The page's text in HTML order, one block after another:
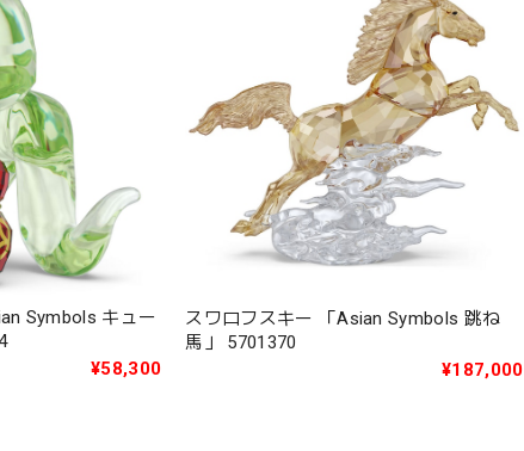
Symbols キュー
¥58,300
スワロフスキー 「Asian Symbols 跳ね
馬」 5701370
¥187,000